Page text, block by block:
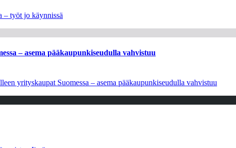
– työt jo käynnissä
– asema pääkaupunkiseudulla vahvistuu
yrityskaupat Suomessa – asema pääkaupunkiseudulla vahvistuu